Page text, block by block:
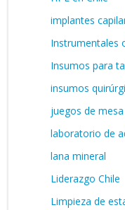
implantes
Instrumentales
Insumos para
insumos
juegos de
laboratorio de
lana mineral
Liderazgo Chile
Limpieza de